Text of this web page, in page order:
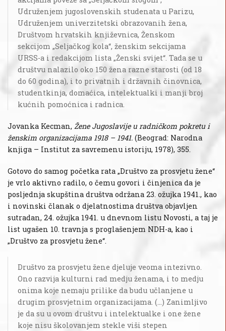
Udruženjem jugoslovenskih studenata u Parizu,
Udruženjem univerzitetski obrazovanih žena,
Društvom hrvatskih književnica, Ženskom
sekcijom „Seljačkog kola“, ženskim sekcijama
URSS-a i redakcijom lista „Ženski svijet“. Tada se u
društvu nalazilo oko 150 žena razne starosti (od 18
do 60 godina), i to privatnih i državnih činovnica,
studentkinja, domaćica, intelektualki i manji broj
kućnih pomoćnica i radnica.
Jovanka Kecman, Žene Jugoslavije u radničkom pokretu i
ženskim organizacijama 1918 – 1941. (Beograd: Narodna
knjiga – Institut za savremenu istoriju, 1978), 355.
Gotovo do samog početka rata „Društvo za prosvjetu žene“
je vrlo aktivno radilo, o čemu govori i činjenica da je
posljednja skupština društva održana 23. ožujka 1941., kao
i novinski članak o djelatnostima društva objavljen
sutradan, 24. ožujka 1941. u dnevnom listu Novosti, a taj je
list ugašen 10. travnja s proglašenjem NDH-a, kao i
„Društvo za prosvjetu žene“.
Društvo za prosvjetu žene djeluje veoma intezivno.
Ono razvija kulturni rad medju ženama, i to medju
onima koje nemaju prilike da budu učlanjene u
drugim prosvjetnim organizacijama. (...) Zanimljivo
je da su u ovom društvu i intelektualke i one žene
koje nisu školovanjem stekle viši stepen